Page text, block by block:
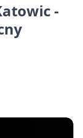
-